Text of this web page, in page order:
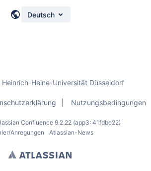
Deutsch
Heine-Universität Düsseldorf
Nutzungsbedingungen
Confluence 9.2.22 (app3: 41fdbe22)
Anregungen
Atlassian-News